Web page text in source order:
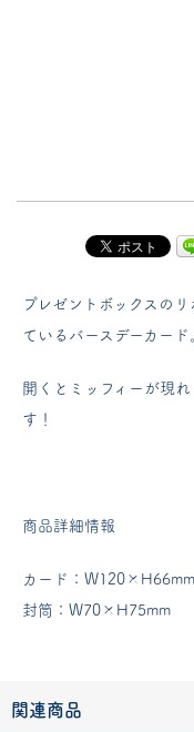
プレゼントボックスの
ているバースデーカード
開くとミッフィーが現
す！
商品詳細情報
カード：W120×H66mm
封筒：W70×H75mm
関連商品